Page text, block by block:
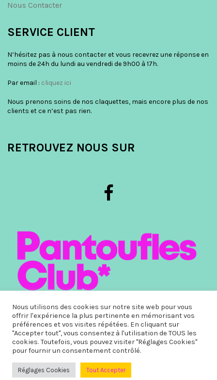
Nous Contacter
SERVICE CLIENT
N’hésitez pas à nous contacter et vous recevrez une réponse en
moins de 24h du lundi au vendredi de 9h00 à 17h.
Par email : cliquez ici
Nous prenons soins de nos claquettes, mais encore plus de nos
clients et ce n’est pas rien.
RETROUVEZ NOUS SUR
Copyright © 2022. Pantoufles-club.com® | Site Web réalisé par
Tintin Express
Nous utilisons des cookies sur notre site web pour vous
offrir l'expérience la plus pertinente en mémorisant vos
préférences et vos visites répétées. En cliquant sur
"Accepter tout", vous consentez à l'utilisation de TOUS les
cookies. Toutefois, vous pouvez visiter "Réglages Cookies"
pour fournir un consentement contrôlé.
Réglages Cookies Tout Accepter